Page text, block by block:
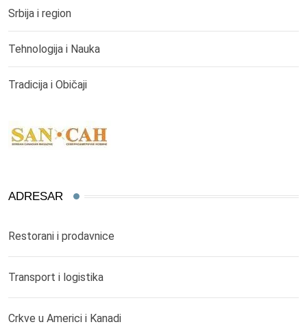
Srbija i region
Tehnologija i Nauka
Tradicija i Običaji
ADRESAR
Restorani i prodavnice
Transport i logistika
Crkve u Americi i Kanadi